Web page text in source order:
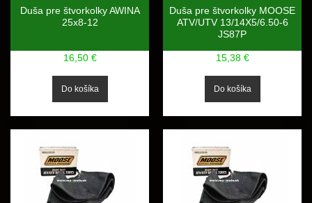
Duša pre štvorkolky AWINA
25x8-12
16,50 €
Duša pre štvorkolky MOOSE
ATV/UTV 13/14X5/6.50-6
JS87P
15,38 €